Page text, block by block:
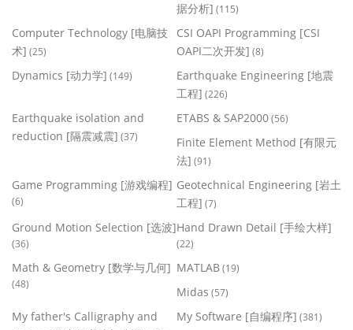
据分析] (115)
Computer Technology [电脑技
术] (25)
CSI OAPI Programming [CSI
OAPI二次开发] (8)
Dynamics [动力学] (149)
Earthquake Engineering [地震
工程] (226)
Earthquake isolation and
reduction [隔震减震] (37)
ETABS & SAP2000(56)
Finite Element Method [有限元
法] (91)
Game Programming [游戏编程]
(6)
Geotechnical Engineering [岩土
工程] (7)
Ground Motion Selection [选波]
(36)
Hand Drawn Detail [手绘大样]
(22)
Math & Geometry [数学与几何]
(48)
MATLAB(19)
Midas (57)
My father's Calligraphy and
My Software [自编程序] (381)